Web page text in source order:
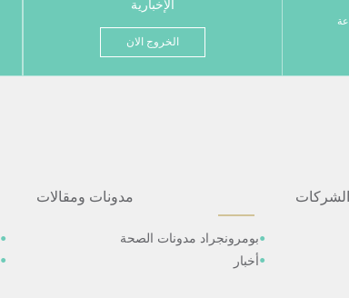
الإخبارية
الخروج الان
الشركات مدونات ومقالات
بومرونجراد مدونات الصحة
أخبار